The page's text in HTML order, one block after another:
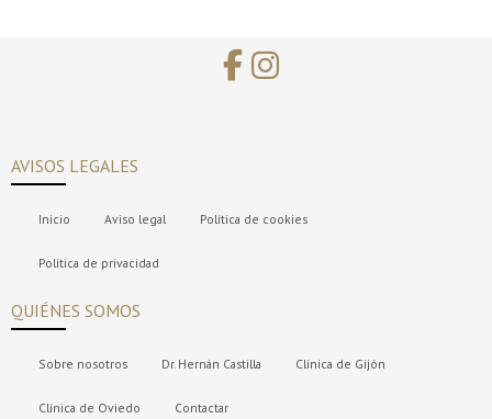
AVISOS LEGALES
Inicio Aviso legal Política de cookies
Política de privacidad
QUIÉNES SOMOS
Sobre nosotros Dr. Hernán Castilla Clínica de Gijón
Clínica de Oviedo Contactar